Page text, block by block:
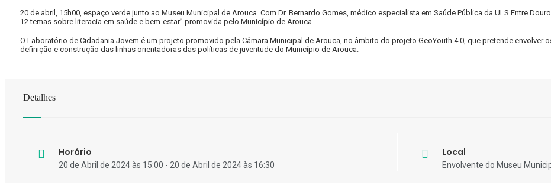
20 de abril, 15h00, espaço verde junto ao Museu Municipal de Arouca. Com Dr. Bernardo Gomes, médico especialista em Saúde Pública da ULS Entre
12 temas sobre literacia em saúde e bem-estar” promovida pelo Município de Arouca.
O Laboratório de Cidadania Jovem é um projeto promovido pela Câmara Municipal de Arouca, no âmbito do projeto GeoYouth 4.0, que pretende envolver
definição e construção das linhas orientadoras das políticas de juventude do Município de Arouca.
Detalhes
Horário
20 de Abril de 2024 às 15:00 - 20 de Abril de 2024 às 16:30
Local
Envolvente do Museu